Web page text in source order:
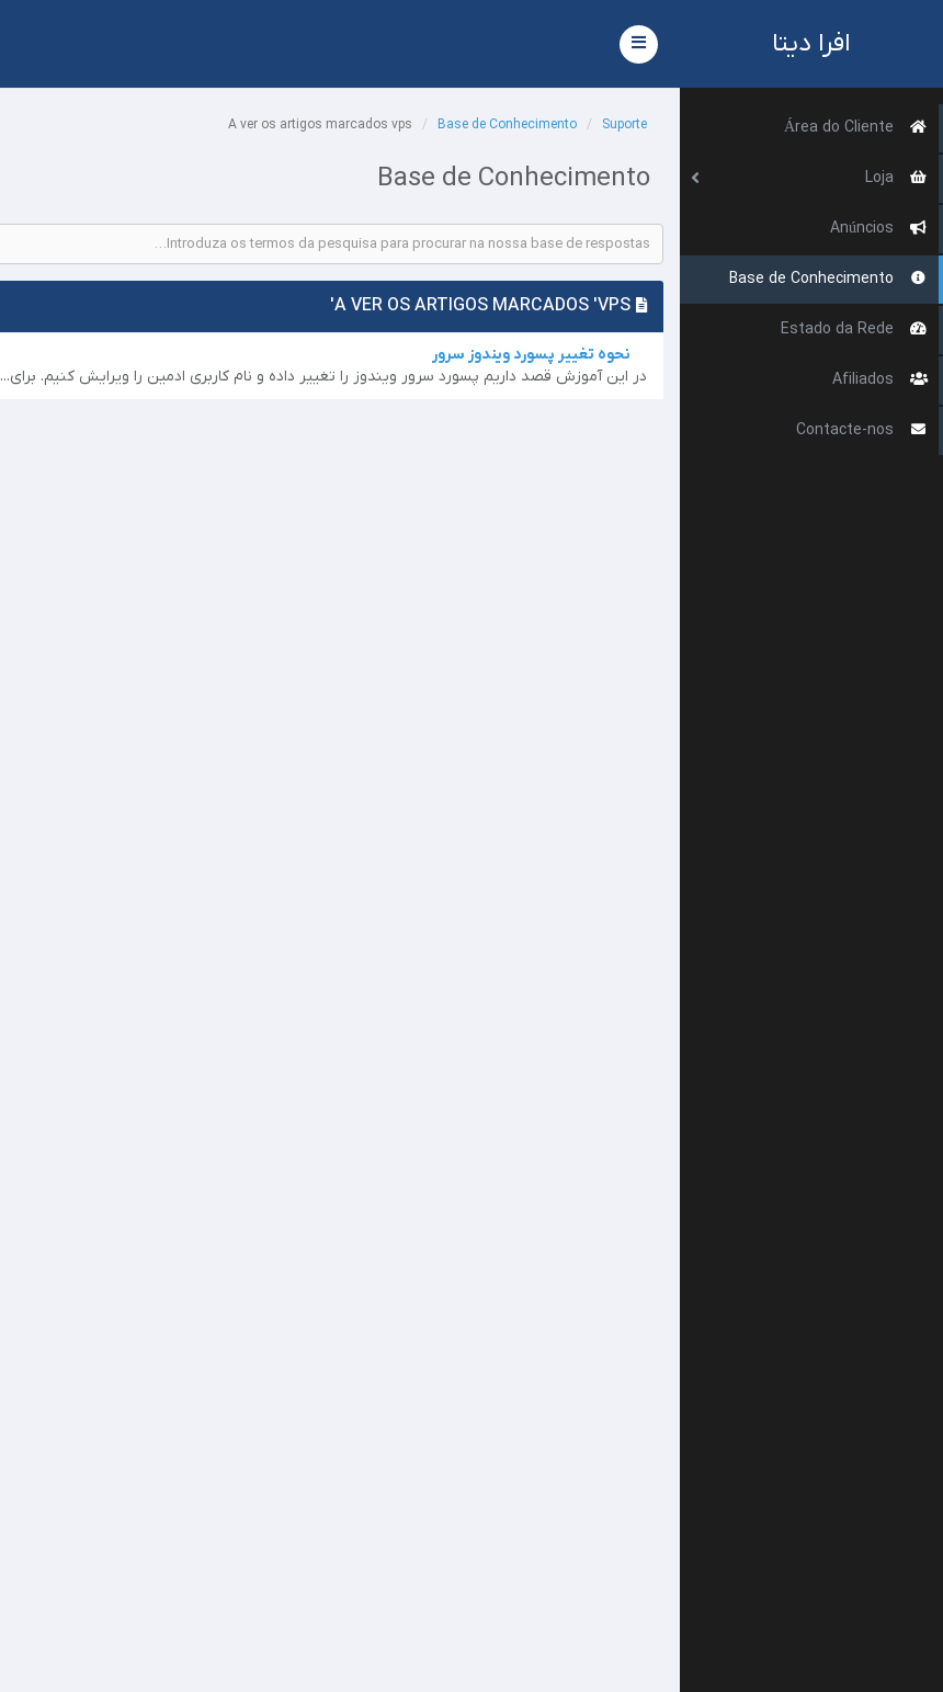
افرا دیتا
Alternar
navegação
Suporte
Base de Conhecimento
Base de Conhecimento
نحوه تغییر پسورد ویندوز سرور
در این آموزش قصد داریم پسورد سرور ویندوز را تغییر داده و نام کاربری ادمین را ویرایش کنیم. برای...